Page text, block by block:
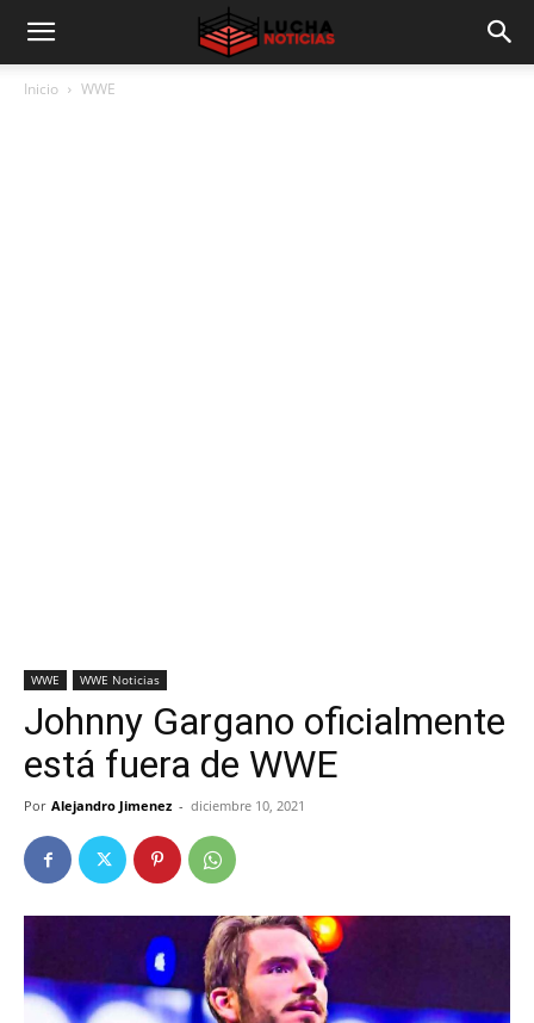
Inicio WWE
WWE WWE Noticias
Johnny Gargano oficialmente
está fuera de WWE
Por Alejandro Jimenez - diciembre 10, 2021